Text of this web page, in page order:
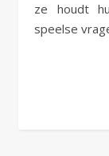
ze houdt
speelse